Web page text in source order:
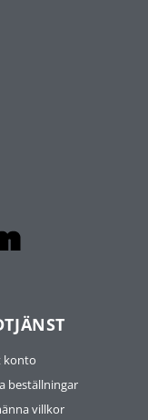
konto
beställningar
villkor